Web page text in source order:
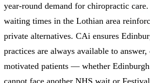
year-round demand for chiropractic
waiting times in the Lothian area
private alternatives. CAi ensures
practices are always available to answer,
motivated patients — whether
cannot face another NHS wait or